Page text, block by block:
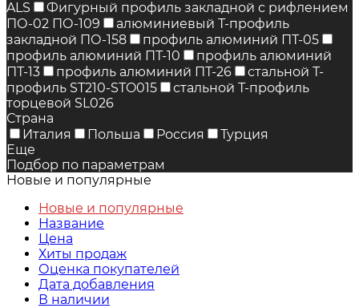
ALS
Фигурный профиль закладной с рифлением
ПО-02 ПО-109
алюминиевый Т-профиль
закладной ПО-158
профиль алюминий ПТ-05
профиль алюминий ПТ-10
профиль алюминий
ПТ-13
профиль алюминий ПТ-26
стальной Т-
профиль ST210-SТO015
стальной Т-профиль
торцевой SL026
Страна
Италия
Польша Россия
Турция
Еще
Подбор по параметрам
Новые и популярные
Новые и популярные
Название
Цена
Хиты продаж
Оценка покупателей
Дата добавления
В наличии